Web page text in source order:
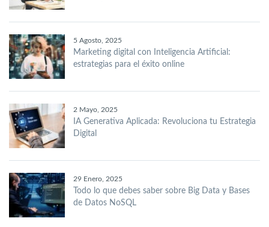
5 Agosto, 2025
Marketing digital con Inteligencia Artificial:
estrategias para el éxito online
2 Mayo, 2025
IA Generativa Aplicada: Revoluciona tu Estrategia
Digital
29 Enero, 2025
Todo lo que debes saber sobre Big Data y Bases
de Datos NoSQL